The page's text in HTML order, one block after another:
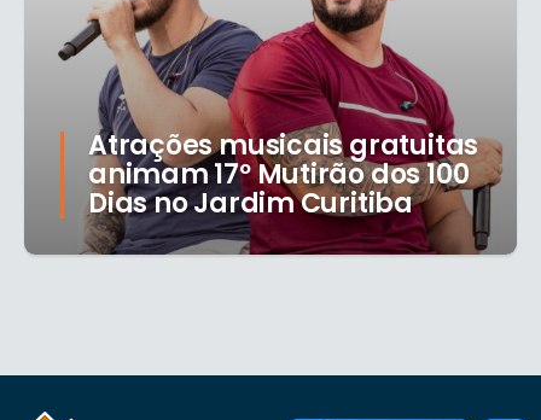
Atrações musicais gratuitas
animam 17º Mutirão dos 100
Dias no Jardim Curitiba